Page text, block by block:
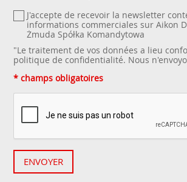
J'accepte de recevoir la newsletter
informations commerciales sur Aikon
Żmuda Spółka Komandytowa
"Le traitement de vos données a lieu
politique de confidentialité. Nous
* champs obligatoires
ENVOYER